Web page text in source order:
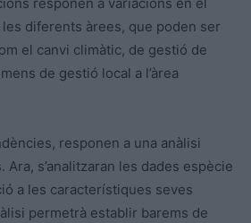
les diferents àrees, que poden ser
el canvi climàtic, de gestió de
de gestió local a l’àrea
responen a una anàlisi
s’analitzaran les dades espècie
a les característiques seves
permetrà establir barems de